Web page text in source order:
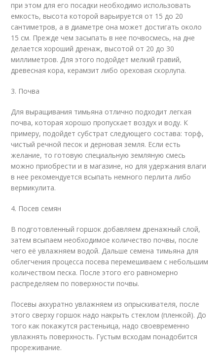
при этом для его посадки необходимо использовать
емкость, высота которой варьируется от 15 до 20
сантиметров, а в диаметре она может достигать около
15 см. Прежде чем засыпать в нее почвосмесь, на дне
делается хороший дренаж, высотой от 20 до 30
миллиметров. Для этого подойдет мелкий гравий,
древесная кора, керамзит либо ореховая скорлупа.
3. Почва
Для выращивания тимьяна отлично подходит легкая
почва, которая хорошо пропускает воздух и воду. К
примеру, подойдет субстрат следующего состава: торф,
чистый речной песок и дерновая земля. Если есть
желание, то готовую специальную земляную смесь
можно приобрести и в магазине, но для удержания влаги
в нее рекомендуется всыпать немного перлита либо
вермикулита.
4. Посев семян
В подготовленный горшок добавляем дренажный слой,
затем всыпаем необходимое количество почвы, после
чего её увлажняем водой. Дальше семена тимьяна для
облегчения процесса посева перемешиваем с небольшим
количеством песка. После этого его равномерно
распределяем по поверхности почвы.
Посевы аккуратно увлажняем из опрыскивателя, после
этого сверху горшок надо накрыть стеклом (пленкой). До
того как покажутся растеньица, надо своевременно
увлажнять поверхность. Густым всходам понадобится
прореживание.